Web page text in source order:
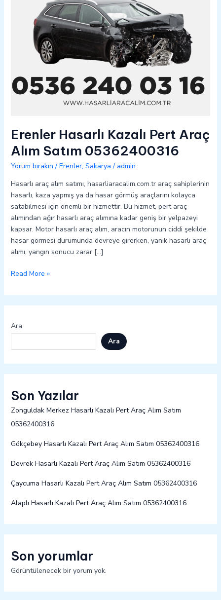
Erenler Hasarlı Kazalı Pert Araç
Alım Satım 05362400316
Yorum bırakın / Erenler, Sakarya / admin
Hasarlı araç alım satımı, hasarliaracalim.com.tr araç sahiplerinin
hasarlı, kaza yapmış ya da hasar görmüş araçlarını kolayca
satabilmesi için önemli bir hizmettir. Bu hizmet, pert araç
alımından ağır hasarlı araç alımına kadar geniş bir yelpazeyi
kapsar. Motor hasarlı araç alım, aracın motorunun ciddi şekilde
hasar görmesi durumunda devreye girerken, yanık hasarlı araç
alımı, yangın sonucu zarar […]
Read More »
Ara
Ara
Son Yazılar
Zonguldak Merkez Hasarlı Kazalı Pert Araç Alım Satım
05362400316
Gökçebey Hasarlı Kazalı Pert Araç Alım Satım 05362400316
Devrek Hasarlı Kazalı Pert Araç Alım Satım 05362400316
Çaycuma Hasarlı Kazalı Pert Araç Alım Satım 05362400316
Alaplı Hasarlı Kazalı Pert Araç Alım Satım 05362400316
Son yorumlar
Görüntülenecek bir yorum yok.